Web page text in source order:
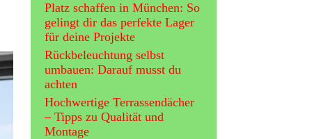
Platz schaffen in München: So
gelingt dir das perfekte Lager
für deine Projekte
Rückbeleuchtung selbst
umbauen: Darauf musst du
achten
Hochwertige Terrassendächer
– Tipps zu Qualität und
Montage